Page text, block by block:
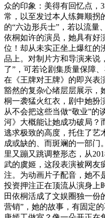
众的印象：美得有回忆点，
常，以至发过本人练舞顺拐
的“六边形兵士”，若以流量
依桐如许的演员，她具有好
位！却从未实正坐上爆红的
品上。对制片方和导演来说
了”，可若论剧集质量保障
在《王牌对王牌》的即兴表
豁然的复杂心绪层层展示，
桐一袭猛火红衣，剧中她扮
从不会把这些当做“敬业”的
河》大概能让她成功破局
逃求极致的高度，托住了艺
成或缺的、而斑斓的一部门
里又蹦又跳调整形态，从
武的虞姬，这段表演被网友
注。为动画片子配音，她不
投资押注正在顶流从演身上
田依桐活成了文娱圈独一份
营销”，她的故事，有固定